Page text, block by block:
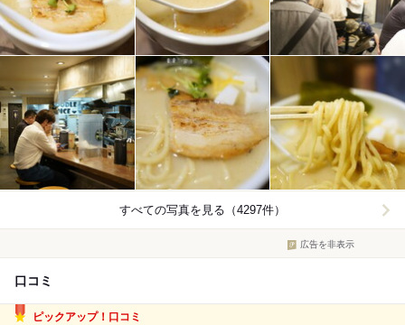
すべての写真を見る（4297件）
広告を非表示
口コミ
ピックアップ！口コミ